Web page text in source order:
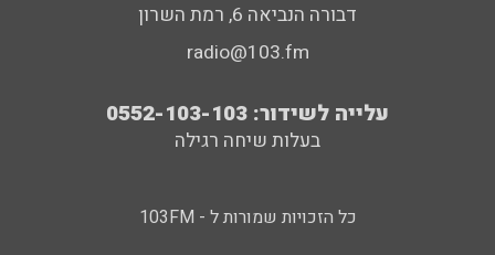
דבורה הנביאה 6, רמת השרון
radio@103.fm
עלייה לשידור: 0552-103-103
בעלות שיחה רגילה
כל הזכויות שמורות ל - 103FM